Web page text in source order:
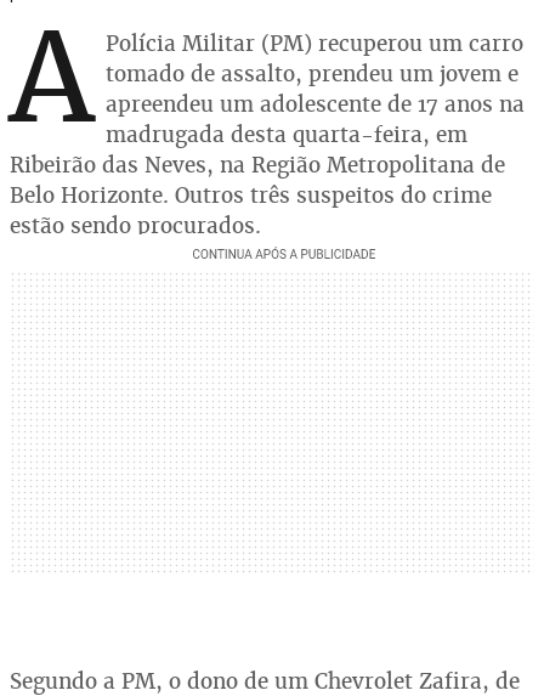
A Polícia Militar (PM) recuperou um carro
tomado de assalto, prendeu um jovem e
apreendeu um adolescente de 17 anos na
madrugada desta quarta-feira, em
Ribeirão das Neves, na Região Metropolitana de
Belo Horizonte. Outros três suspeitos do crime
estão sendo procurados.
Segundo a PM, o dono de um Chevrolet Zafira, de